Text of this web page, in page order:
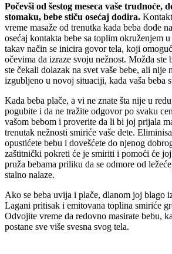
Počevši od šestog meseca vaše trudnoće,
stomaku, bebe stiču osećaj dodira.
vreme masaže od trenutka kada beba dođe
osećaj kontakta bebe sa toplim okruženjem
takav način se inicira govor tela, koji
očevima da izraze svoju nežnost. Možda
ste čekali dolazak na svet vaše bebe, ali nije
izgubljeno u novoj situaciji, kada vaša beba
Kada beba plače, a vi ne znate šta nije u
pogubite i da ne tražite odgovor po svaku
vašom bebom i proverite da li bi joj prijala
trenutak nežnosti smiriće vaše dete.
opustićete bebu i dovešćete do njenog
zaštitnički pokreti će je smiriti i pomoći će joj
pruža bebama priliku da se odmore od
stalno nalaze.
Ako se beba uvija i plače, dlanom joj blago
Lagani pritisak i emitovana toplina smiriće
Odvojite vreme da redovno masirate bebu,
postane sve više svesna svog tela.